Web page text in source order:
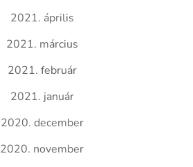
2021. április
2021. március
2021. február
2021. január
2020. december
2020. november